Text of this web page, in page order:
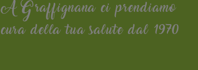
A Graffignana ci prendiamo
cura della tua salute dal 1970